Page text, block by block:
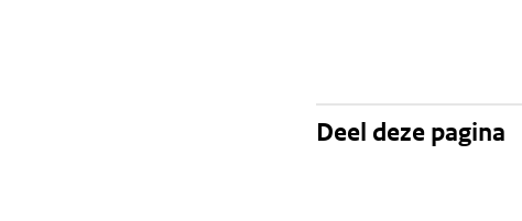
Deel deze pagina